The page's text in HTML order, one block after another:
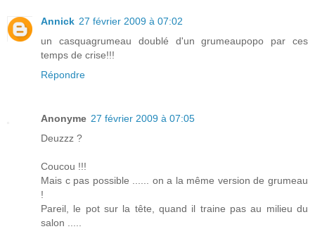
Annick 27 février 2009 à 07:02
un casquagrumeau doublé d'un grumeaupopo par ces
temps de crise!!!
Répondre
Anonyme 27 février 2009 à 07:05
Deuzzz ?
Coucou !!!
Mais c pas possible ...... on a la même version de grumeau
!
Pareil, le pot sur la tête, quand il traine pas au milieu du
salon .....